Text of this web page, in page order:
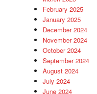
February 2025
January 2025
December 2024
November 2024
October 2024
September 2024
August 2024
July 2024
June 2024